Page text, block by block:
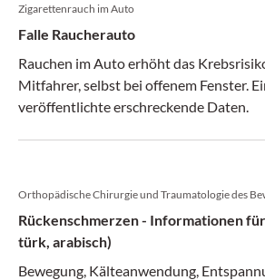
Zigarettenrauch im Auto
Falle Raucherauto
Rauchen im Auto erhöht das
Mitfahrer, selbst bei offenem Fenster.
veröffentlichte erschreckende Daten.
Orthopädische Chirurgie und Traumatologie des
Rückenschmerzen - Informationen
türk, arabisch)
Bewegung, Kälteanwendung,